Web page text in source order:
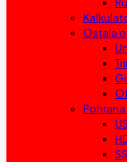
Ostala